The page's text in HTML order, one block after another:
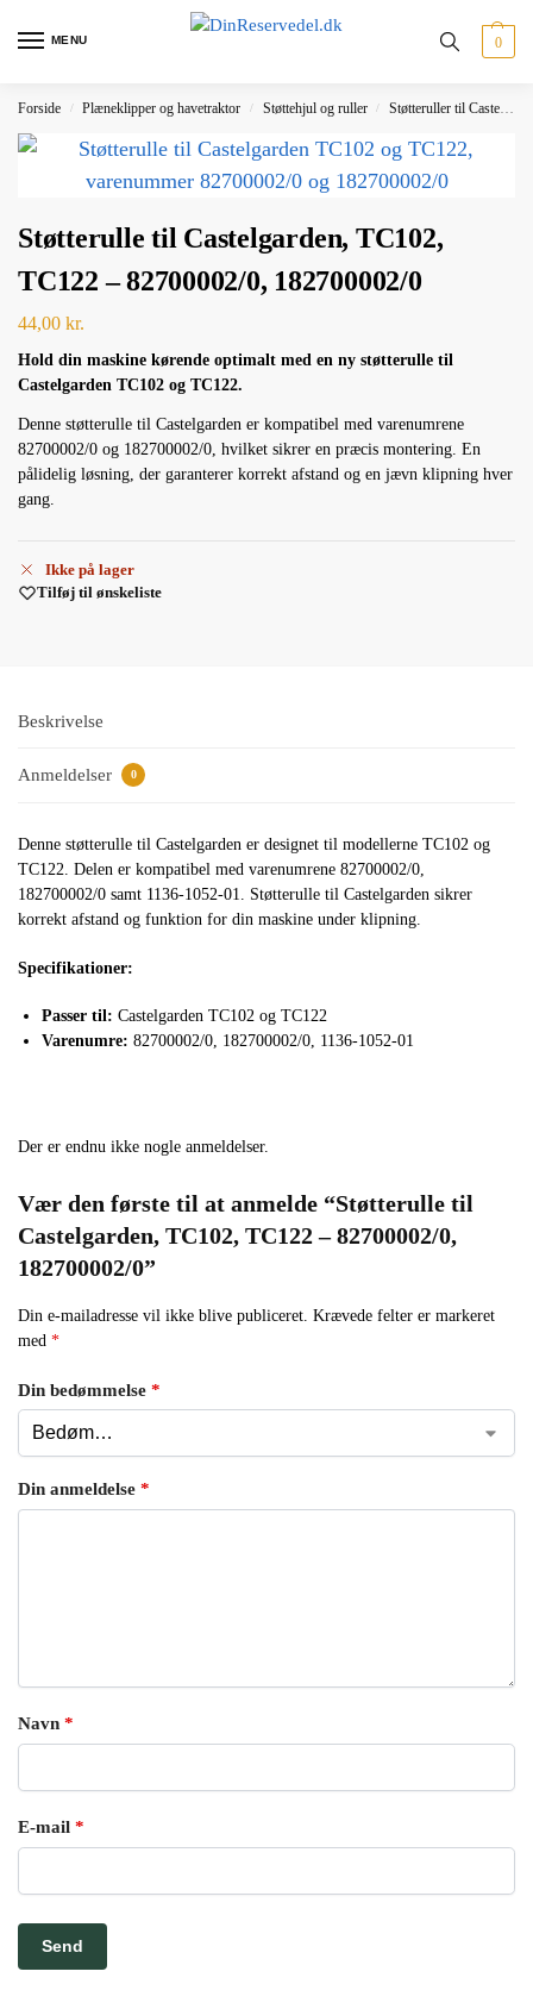
MENU 0
Forside / Plæneklipper og havetraktor / Støttehjul og ruller / Støtteruller til Castelgarden
Støtterulle til Castelgarden, TC102,
TC122 – 82700002/0, 182700002/0
44,00 kr.
Hold din maskine kørende optimalt med en ny støtterulle til
Castelgarden TC102 og TC122.
Denne støtterulle til Castelgarden er kompatibel med varenumrene
82700002/0 og 182700002/0, hvilket sikrer en præcis montering. En
pålidelig løsning, der garanterer korrekt afstand og en jævn klipning hver
gang.
Ikke på lager
Tilføj til ønskeliste
Beskrivelse
Anmeldelser 0
Denne støtterulle til Castelgarden er designet til modellerne TC102 og
TC122. Delen er kompatibel med varenumrene 82700002/0,
182700002/0 samt 1136-1052-01. Støtterulle til Castelgarden sikrer
korrekt afstand og funktion for din maskine under klipning.
Specifikationer:
Passer til: Castelgarden TC102 og TC122
Varenumre: 82700002/0, 182700002/0, 1136-1052-01
Der er endnu ikke nogle anmeldelser.
Vær den første til at anmelde “Støtterulle til
Castelgarden, TC102, TC122 – 82700002/0,
182700002/0”
Din e-mailadresse vil ikke blive publiceret. Krævede felter er markeret
med *
Din bedømmelse *
Din anmeldelse *
Navn *
E-mail *